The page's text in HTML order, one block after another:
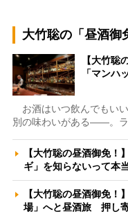
大竹聡の「昼酒御
【大竹聡
「マン
お酒はいつ飲んでもい
別の味わいがある――。
【大竹聡の昼酒御免！
ギ」を知らないって
【大竹聡の昼酒御免！
場」へと昼酒旅 押し